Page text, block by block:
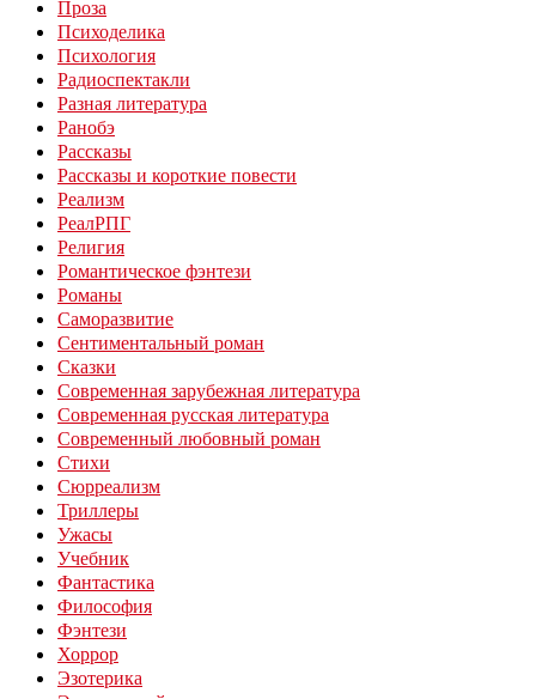
Проза
Психоделика
Психология
Радиоспектакли
Разная литература
Ранобэ
Рассказы
Рассказы и короткие повести
Реализм
РеалРПГ
Религия
Романтическое фэнтези
Романы
Саморазвитие
Сентиментальный роман
Сказки
Современная зарубежная литература
Современная русская литература
Современный любовный роман
Стихи
Сюрреализм
Триллеры
Ужасы
Учебник
Фантастика
Философия
Фэнтези
Хоррор
Эзотерика